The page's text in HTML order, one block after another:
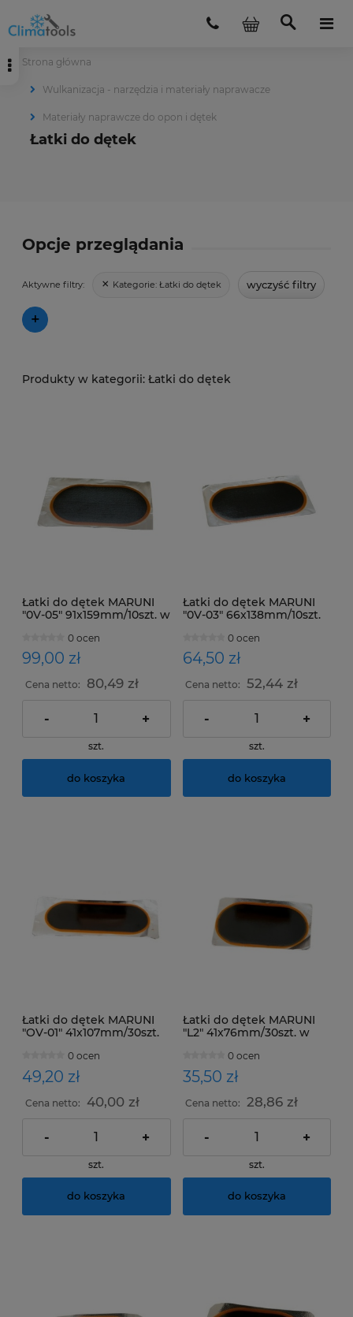
Strona główna
Wulkanizacja - narzędzia i materiały naprawacze
Materiały naprawcze do opon i dętek
Łatki do dętek
Opcje przeglądania
Aktywne filtry: Kategorie: Łatki do dętek wyczyść filtry
+
Łatki do dętek
Łatki do dętek MARUNI
"0V-05" 91x159mm/10szt. w
0 ocen
99,00 zł
Cena netto: 80,49 zł
- +
szt.
do koszyka
Łatki do dętek MARUNI
"0V-03" 66x138mm/10szt.
0 ocen
64,50 zł
Cena netto: 52,44 zł
- +
szt.
do koszyka
Łatki do dętek MARUNI
"OV-01" 41x107mm/30szt.
0 ocen
49,20 zł
Cena netto: 40,00 zł
- +
szt.
do koszyka
Łatki do dętek MARUNI
"L2" 41x76mm/30szt. w
0 ocen
35,50 zł
Cena netto: 28,86 zł
- +
szt.
do koszyka